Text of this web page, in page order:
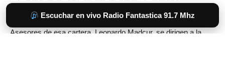
Escuchar en vivo Radio Fantastica 91.7 Mhz